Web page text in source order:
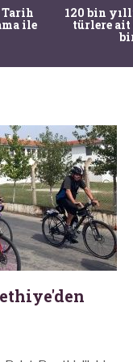
ile
120 bin
türlere ait